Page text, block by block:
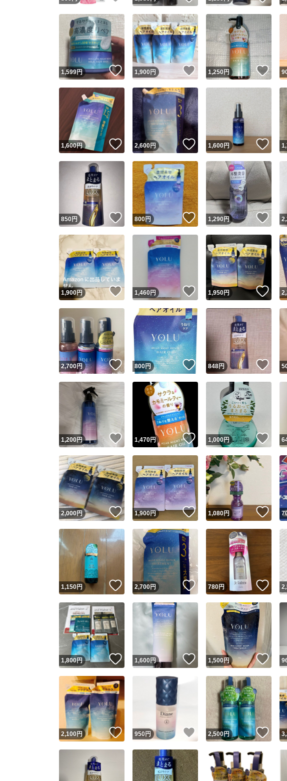
Yahoo!フリマが定めた一定
安心取引出品者
安心取引出品者
取引実績
取引実績◯+
他フリマ実績◯+
スピード&安心発送
※このバッジは実績に基づく表示
スピード＆安心発送
スピード発送
安心発送
商品画像の無断転載
1商品につ
1,599円 いいね！
1,900円 いいね！
1,250円 い
1,600円 いいね！
2,600円 いいね！
1,600円 い
850円 いいね！
800円 いいね！
1,290円 い
1,900円 いいね！
1,460円 いいね！
1,950円 い
2,700円 いいね！
800円 いいね！
848円 い
1,200円 いいね！
1,470円 いいね！
1,000円 い
2,000円 いいね！
1,900円 いいね！
1,080円 い
1,150円 いいね！
2,700円 いいね！
780円 い
1,800円 いいね！
1,600円 いいね！
1,500円 いい
2,100円 いいね！
950円 いいね！
2,500円 い